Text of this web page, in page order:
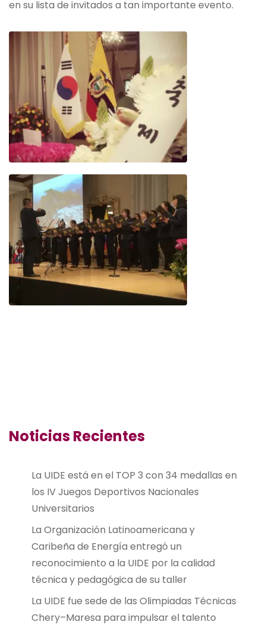
en su lista de invitados a tan importante evento.
Noticias Recientes
La UIDE está en el TOP 3 con 34 medallas en
los IV Juegos Deportivos Nacionales
Universitarios
La Organización Latinoamericana y
Caribeña de Energía entregó un
reconocimiento a la UIDE por la calidad
técnica y pedagógica de su taller
La UIDE fue sede de las Olimpiadas Técnicas
Chery–Maresa para impulsar el talento